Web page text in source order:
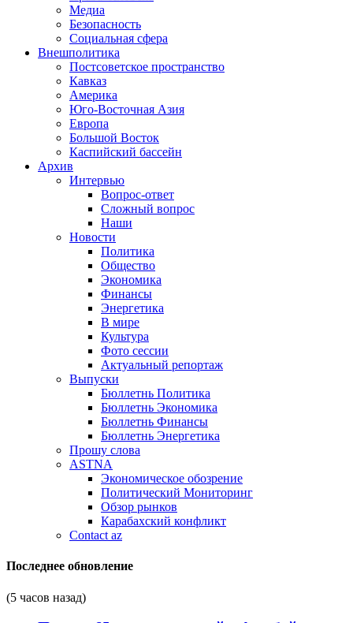
Медиа
Безопасность
Социальная сфера
Внешполитика
Постсоветское пространство
Кавказ
Америка
Юго-Восточная Азия
Европа
Большой Восток
Каспийский бассейн
Архив
Интервью
Вопрос-ответ
Сложный вопрос
Наши
Новости
Политика
Общество
Экономика
Финансы
Энергетика
В мире
Культура
Фото сессии
Актуальный репортаж
Выпуски
Бюллетнь Политика
Бюллетнь Экономика
Бюллетнь Финансы
Бюллетнь Энергетика
Прошу слова
ASTNA
Экономическое обозрение
Политический Мониторинг
Обзор рынков
Карабахский конфликт
Contact az
Последнее обновление
(5 часов назад)